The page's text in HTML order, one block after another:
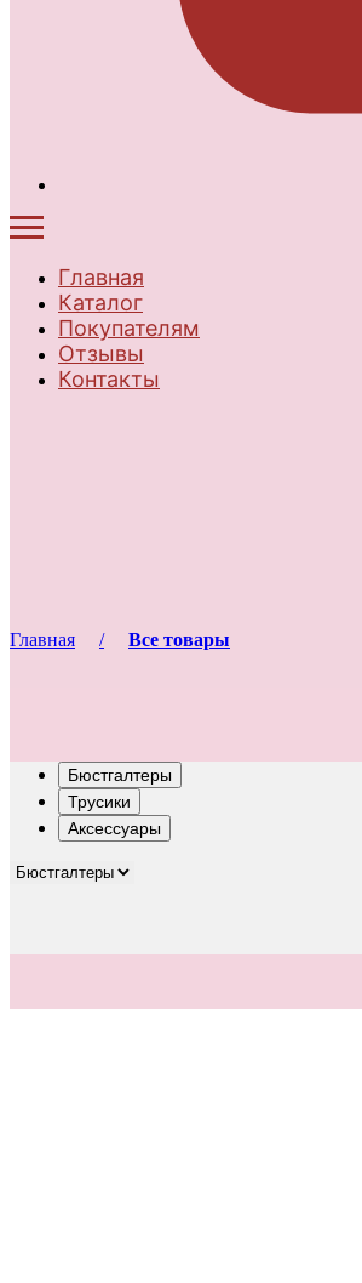
Главная
Каталог
Покупателям
Отзывы
Контакты
Главная Все товары
Бюстгалтеры
Трусики
Аксессуары